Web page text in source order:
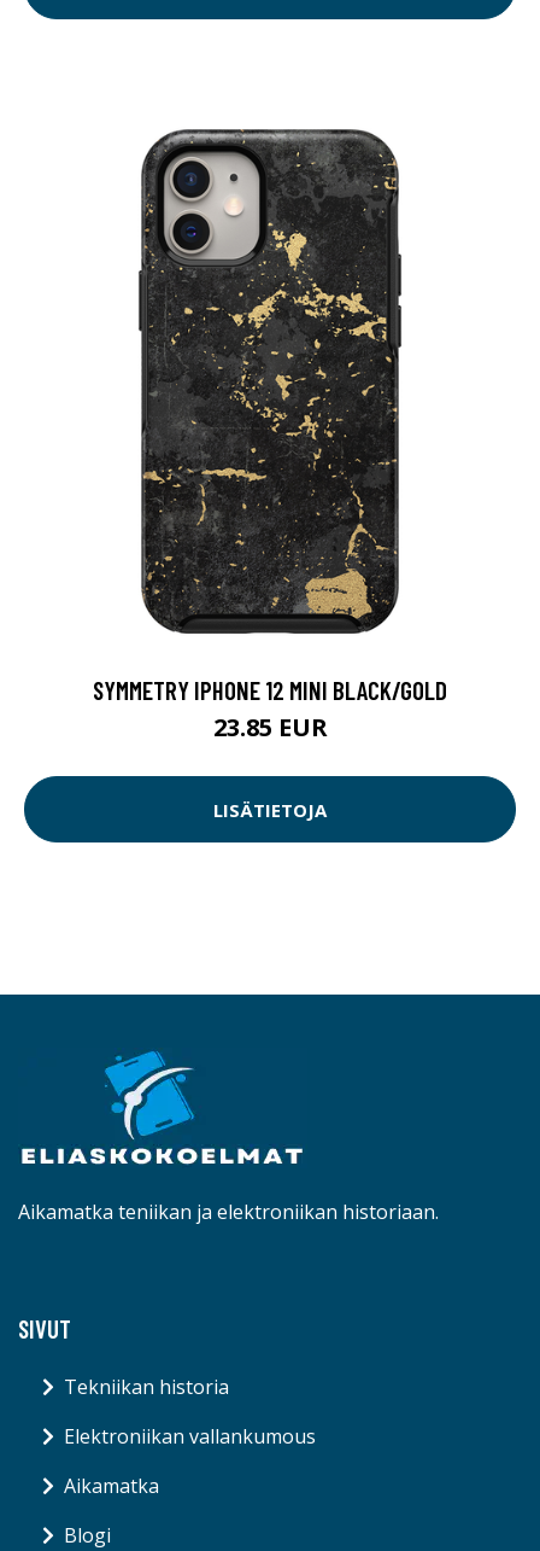
SYMMETRY IPHONE 12 MINI BLACK/GOLD
23.85 EUR
LISÄTIETOJA
Aikamatka teniikan ja elektroniikan historiaan.
SIVUT
Tekniikan historia
Elektroniikan vallankumous
Aikamatka
Blogi